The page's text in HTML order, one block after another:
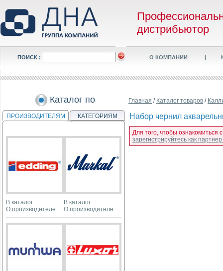
дистрибьютор
ПОИСК : О КОМПАНИИ |
Каталог по
ПРОИЗВОДИТЕЛЯМ КАТЕГОРИЯМ
В каталог
О производителе
В каталог
О производителе
Главная / Каталог товаров /
Набор чернил
Для того, чтобы ознакомиться
зарегистрируйтесь как